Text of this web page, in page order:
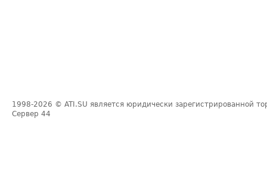
1998-2026 © ATI.SU является юридически зарегистрированной
Сервер 44